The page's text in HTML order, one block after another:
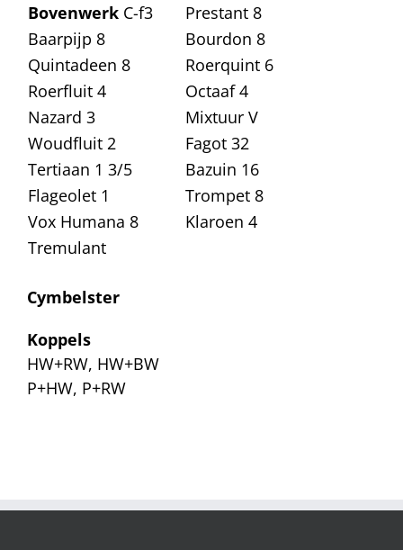
Bovenwerk C-f3
Prestant 8
Baarpijp 8
Bourdon 8
Quintadeen 8
Roerquint 6
Roerfluit 4
Octaaf 4
Nazard 3
Mixtuur V
Woudfluit 2
Fagot 32
Tertiaan 1 3/5
Bazuin 16
Flageolet 1
Trompet 8
Vox Humana 8
Klaroen 4
Tremulant
Cymbelster
Koppels
HW+RW, HW+BW
P+HW, P+RW